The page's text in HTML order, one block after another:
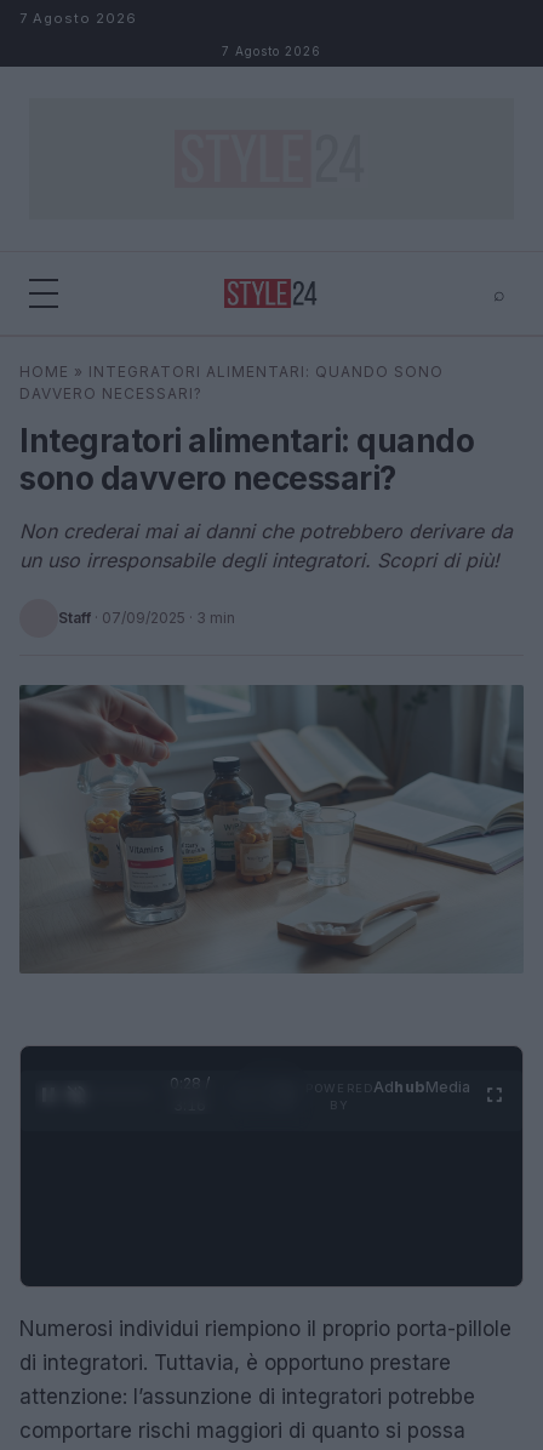
Salta al contenuto
7 Agosto 2026
7 Agosto 2026
⌕
Cerca
HOME » INTEGRATORI ALIMENTARI: QUANDO SONO
DAVVERO NECESSARI?
Integratori alimentari: quando
sono davvero necessari?
Non crederai mai ai danni che potrebbero derivare da
un uso irresponsabile degli integratori. Scopri di più!
Staff · 07/09/2025 · 3 min
0:29 /
AdhubMedia
Numerosi individui riempiono il proprio porta-pillole
di integratori. Tuttavia, è opportuno prestare
attenzione: l’assunzione di integratori potrebbe
comportare rischi maggiori di quanto si possa